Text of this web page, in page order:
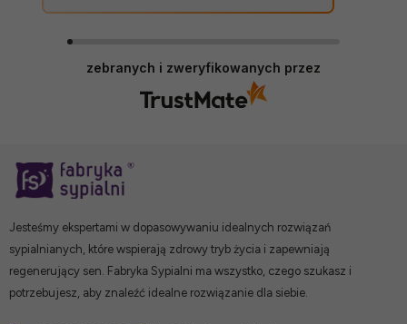
zebranych i zweryfikowanych przez
Jesteśmy ekspertami w dopasowywaniu idealnych rozwiązań
sypialnianych, które wspierają zdrowy tryb życia i zapewniają
regenerujący sen. Fabryka Sypialni ma wszystko, czego szukasz i
potrzebujesz, aby znaleźć idealne rozwiązanie dla siebie.